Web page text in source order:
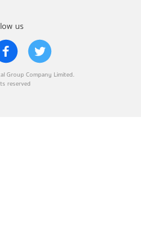
us
Group Company Limited.
reserved